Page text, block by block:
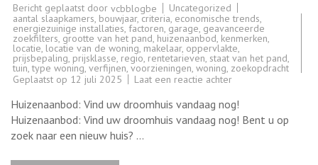
Bericht geplaatst door vcbblogbe
Uncategorized
aantal slaapkamers, bouwjaar,criteria, economische trends,
energiezuinige installaties, factoren, garage, geavanceerde
zoekfilters, grootte van het pand, huizenaanbod, kenmerken,
locatie, locatie van de woning, makelaar, oppervlakte,
prijsbepaling, prijsklasse, regio, rentetarieven, staat van het pand,
tuin,type woning, verfijnen, voorzieningen, woning, zoekopdracht
Geplaatst op 12 juli 2025 Laat een reactie achterop
het
Diverse
Huizenaanbod
in
Huizenaanbod: Vind uw droomhuis vandaag nog!
Huizenaanbod: Vind uw droomhuis vandaag nog! Bent u op
zoek naar een nieuw huis? …